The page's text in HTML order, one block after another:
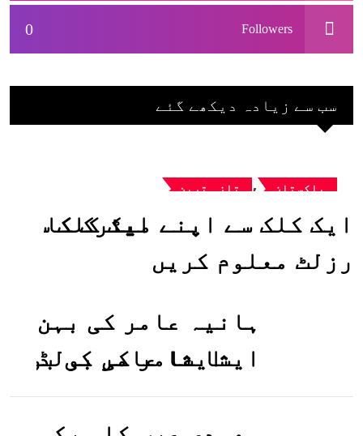
0 Followers
سب سے زیادہ دیکھے گئے
پاکستان , تازہ ترین
ایک کلک سے اپنے میٹرک کا
رزلٹ معلوم کریں
ہانیہ عامر کی بہن
ایشا عامر کی بولڈ
تصاویر وائرل ہو